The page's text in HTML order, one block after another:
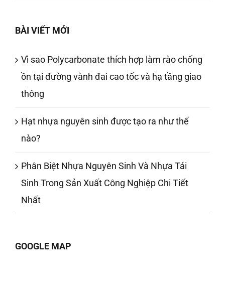
BÀI VIẾT MỚI
Vì sao Polycarbonate thích hợp làm rào chống
ồn tại đường vành đai cao tốc và hạ tầng giao
thông
Hạt nhựa nguyên sinh được tạo ra như thế
nào?
Phân Biệt Nhựa Nguyên Sinh Và Nhựa Tái
Sinh Trong Sản Xuất Công Nghiệp Chi Tiết
Nhất
GOOGLE MAP